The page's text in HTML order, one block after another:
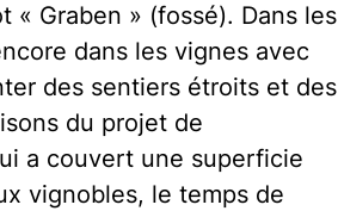
« Graben » (fossé). Dans les
dans les vignes avec
des sentiers étroits et des
du projet de
a couvert une superficie
vignobles, le temps de